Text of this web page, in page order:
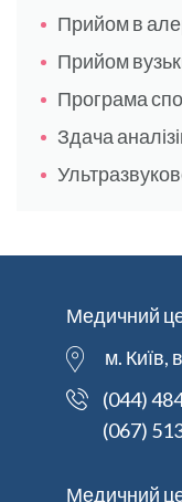
Прийом в
Прийом
Програма
Здача
Медичний
м. Київ,
(044)
(067)
Медичний